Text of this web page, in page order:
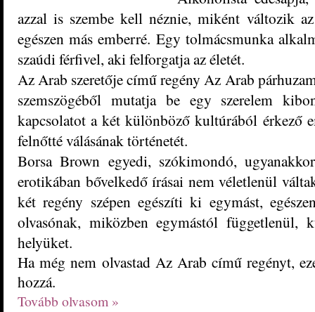
azzal is szembe kell néznie, miként változik
egészen más emberré. Egy tolmácsmunka
szaúdi férfivel, aki felforgatja az életét.
Az Arab szeretője című regény Az Arab
szemszögéből mutatja be egy szerelem
kapcsolatot a két különböző kultúrából érkező
felnőtté válásának történetét.
Borsa Brown egyedi, szókimondó,
erotikában bővelkedő írásai nem véletlenül
két regény szépen egészíti ki egymást,
olvasónak, miközben egymástól
helyüket.
Ha még nem olvastad Az Arab című regényt,
hozzá.
Tovább olvasom »